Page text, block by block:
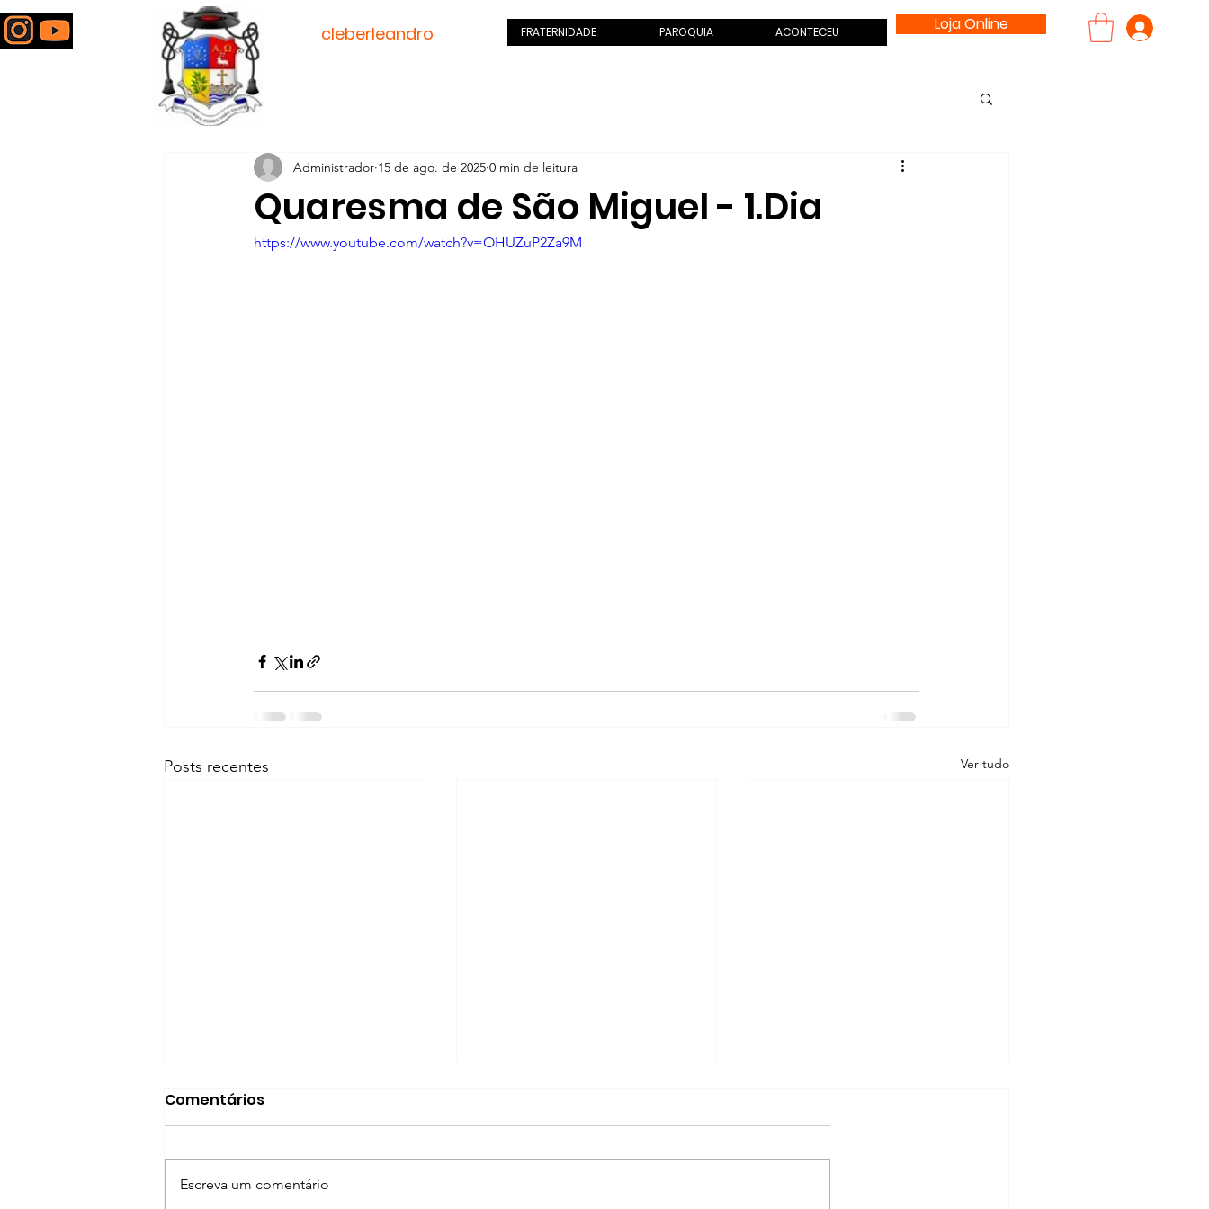
cleberleandro FRATERNIDADE PAROQUIA ACONTECEU Loja Online
Todos posts
Quaresma de São Miguel - 1.Dia
Administrador 15 de ago. de 2025 0 min de leitura
https://www.youtube.com/watch?v=OHUZuP2Za9M
Posts recentes Ver tudo
Terço Mariano
Comentários
Escreva um comentário